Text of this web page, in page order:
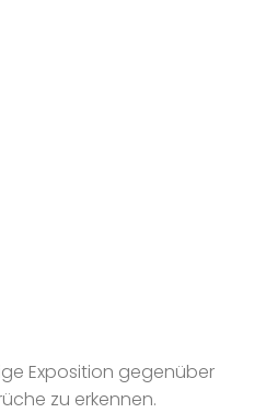
Exposition gegenüber
zu erkennen.